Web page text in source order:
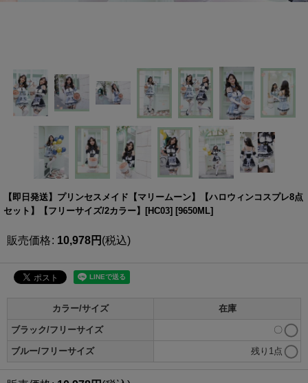
【即日発送】プリンセスメイド【マリームーン】【ハロウィンコスプレ8点
セット】【フリーサイズ/2カラー】[HC03] [9650ML]
販売価格: 10,978円 (税込)
カラー/サイズ 在庫
ブラック/フリーサイズ 〇
ブルー/フリーサイズ 残り1点